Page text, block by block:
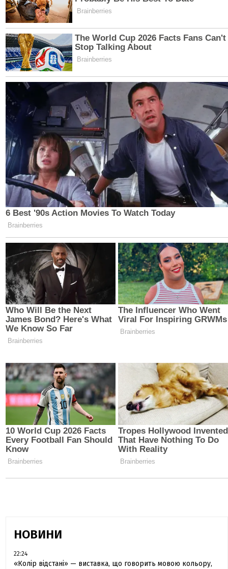
НОВИНИ
22:24
«Колір відстані» — виставка, що говорить мовою кольору,